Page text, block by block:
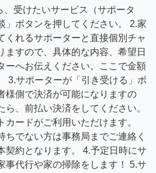
受けたいサービス（サポータ
」ボタンを押してください。 2.家
くれるサポーターと直接個別チャ
ますので、具体的な内容、希望日
ーへお伝えください。ここで金額
3.サポーターが「引き受ける」ボ
様側で決済が可能になりますの
ら、前払い決済をしてください。
カードがご利用いただけます。
ちでない方は事務局までご連絡く
契約となります。 4.予定日時にサ
事代行や家の掃除をします！ 5.サ